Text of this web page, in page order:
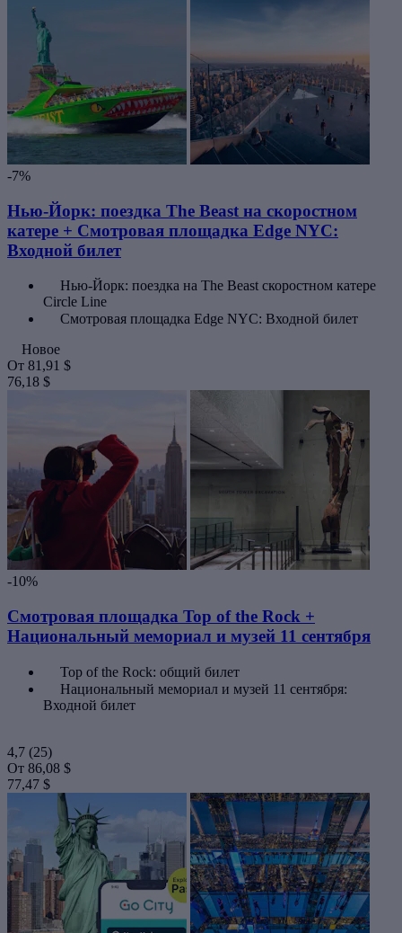
-7%
Нью-Йорк: поездка The Beast на скоростном
катере + Смотровая площадка Edge NYC:
Входной билет
Нью-Йорк: поездка на The Beast скоростном катере
Circle Line
Смотровая площадка Edge NYC: Входной билет
Новое
От 81,91 $
76,18 $
-10%
Смотровая площадка Top of the Rock +
Национальный мемориал и музей 11 сентября
Top of the Rock: общий билет
Национальный мемориал и музей 11 сентября:
Входной билет
4,7 (25)
От 86,08 $
77,47 $